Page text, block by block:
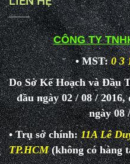
CÔNG TY
• MST: 0 3
Do Sở Kế Hoạch và Đầu
đầu ngày 02 / 08 /
ngày 08
• Trụ sở chính:11A Lê
TP.HCM (không có hàng